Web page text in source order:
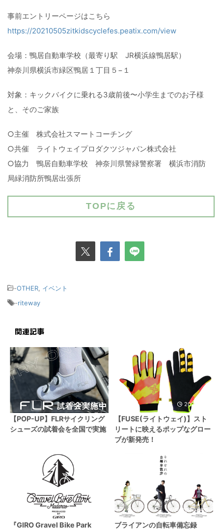
事前エントリーページはこちら
https://20210505zitkidscyclefes.peatix.com/view
会場：鴨居自動車学校（最寄り駅 JR横浜線鴨居駅）
神奈川県横浜市緑区鴨居１丁目５−１
対象：キックバイクに乗れる3歳前後〜小学生までのお子様
と、そのご家族
○主催 株式会社スマートコーチング
○共催 ライトウェイプロダクツジャパン株式会社
○協力 鴨居自動車学校 神奈川県警緑警察署 横浜市消防
局緑消防所鴨居出張所
TOPに戻る
-OTHER イベント
-riteway
関連記事
2024/3/13
【POP-UP】FLRサイクリング
シューズの試着会を全国で実施
2023/4/7
【FUSE(ライトウェイ)】スト
リートに映えるポップなグロー
ブが新発売！
『GIRO Gravel Bike Park
2021/4/20
ブライアンの自転車備忘録